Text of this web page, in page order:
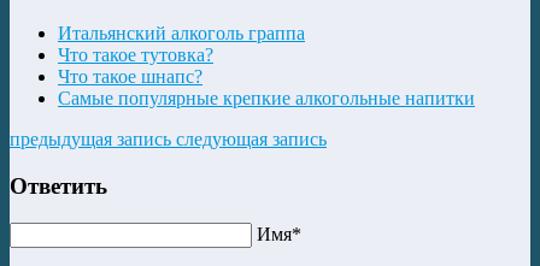
Итальянский алкоголь граппа
Что такое тутовка?
Что такое шнапс?
Самые популярные крепкие алкогольные напитки
предыдущая запись следующая запись
Ответить
Имя*